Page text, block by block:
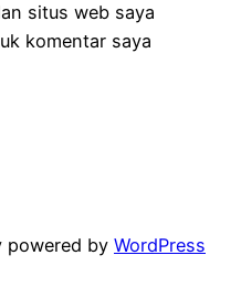
situs web saya
komentar saya
powered by WordPress